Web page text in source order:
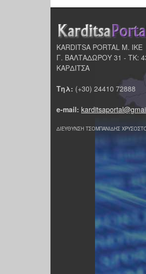
KARDITSA PORTAL Μ. ΙΚΕ
Γ. ΒΑΛΤΑΔΩΡΟΥ 31 - ΤΚ:
ΚΑΡΔΙΤΣΑ
Τηλ: (+30) 24410 72888
e-mail:
ΔΙΕΥΘΥΝΣΗ ΤΣΟΜΠΑΝΙΔΗΣ